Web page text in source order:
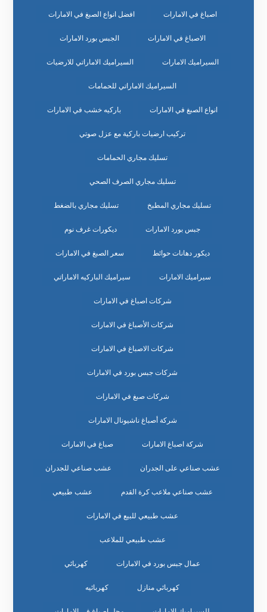
اصباغ في الامارات افضل انواع الصبغ في الامارات
الاصباغ في الامارات الجبس بورد الامارات
السيراميك الامارات السيراميك الاماراتي للارضيات
السيراميك الاماراتي للحمامات
انواع الصبغ في الامارات باركيه خشب في الامارات
تركيب ارضيات باركية مع عزل صوتي
تسليك مجاري الحمامات
تسليك مجاري الصرف الصحي
تسليك مجاري المطبخ تسليك مجاري بالضغط
جبس بورد الامارات ديكورات غرف نوم
ديكور دهانات حوائط سعر الصبغ في الامارات
سيراميك الامارات سيراميك الباركيه الاماراتي
شركات اصباغ في الامارات
شركات الأصباغ في الامارات
شركات الاصباغ في الامارات
شركات جبس بورد في الامارات
شركات صبغ في الامارات
شركة أصباغ ناشيونال الامارات
شركة اصباغ الامارات صباغ في الامارات
عشب صناعي على الجدران عشب صناعي للجدران
عشب صناعي ملاعب كرة القدم عشب طبيعي
عشب طبيعي للبيع في الامارات
عشب طبيعي للملاعب
عمال جبس بورد في الامارات كهربائي
كهربائي منازل كهربائيه